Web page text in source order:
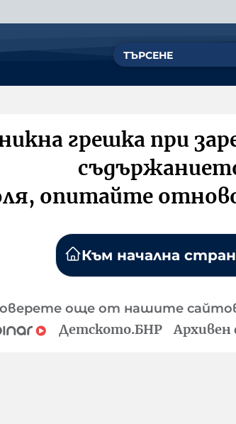
грешка при
опитайте
Към начална
още от нашите
Детското.БНР